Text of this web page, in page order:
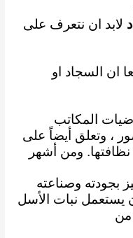
لابد ان نتعرف على
ان السجاد او
المكاتب
، وتعلق أيضاً على
ومن أشهر
بجودته وصناعته
يستعمل نبات الأسل
من